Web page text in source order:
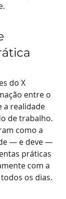
entre o
a realidade
de trabalho.
como a
— e deve —
práticas
com a
os dias.